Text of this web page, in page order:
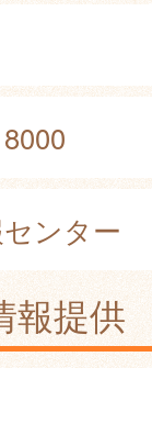
ンター
報提供